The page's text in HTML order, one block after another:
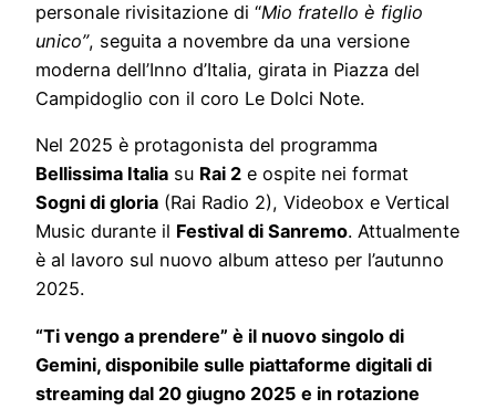
personale rivisitazione di “Mio fratello è figlio
unico”, seguita a novembre da una versione
moderna dell’Inno d’Italia, girata in Piazza del
Campidoglio con il coro Le Dolci Note.
Nel 2025 è protagonista del programma
Bellissima Italia su Rai 2 e ospite nei format
Sogni di gloria (Rai Radio 2), Videobox e Vertical
Music durante il Festival di Sanremo. Attualmente
è al lavoro sul nuovo album atteso per l’autunno
2025.
“Ti vengo a prendere” è il nuovo singolo di
Gemini, disponibile sulle piattaforme digitali di
streaming dal 20 giugno 2025 e in rotazione